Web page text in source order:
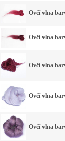
Ovčí vlna
Ovčí vlna
Ovčí vlna
Ovčí vlna
Ovčí vlna